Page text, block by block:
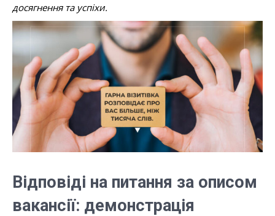
досягнення та успіхи.
Відповіді на питання за описом
вакансії: демонстрація